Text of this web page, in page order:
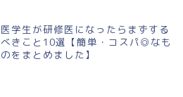
医学生が研修医になったらまずする
べきこと10選【簡単・コスパ◎なも
のをまとめました】